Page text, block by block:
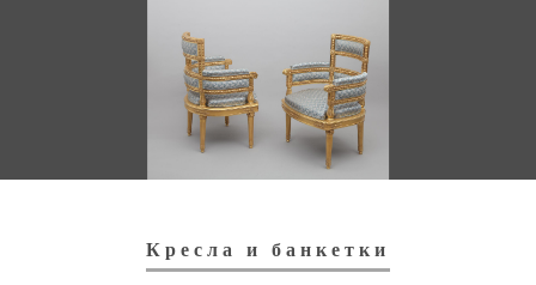
Кресла и банкетки